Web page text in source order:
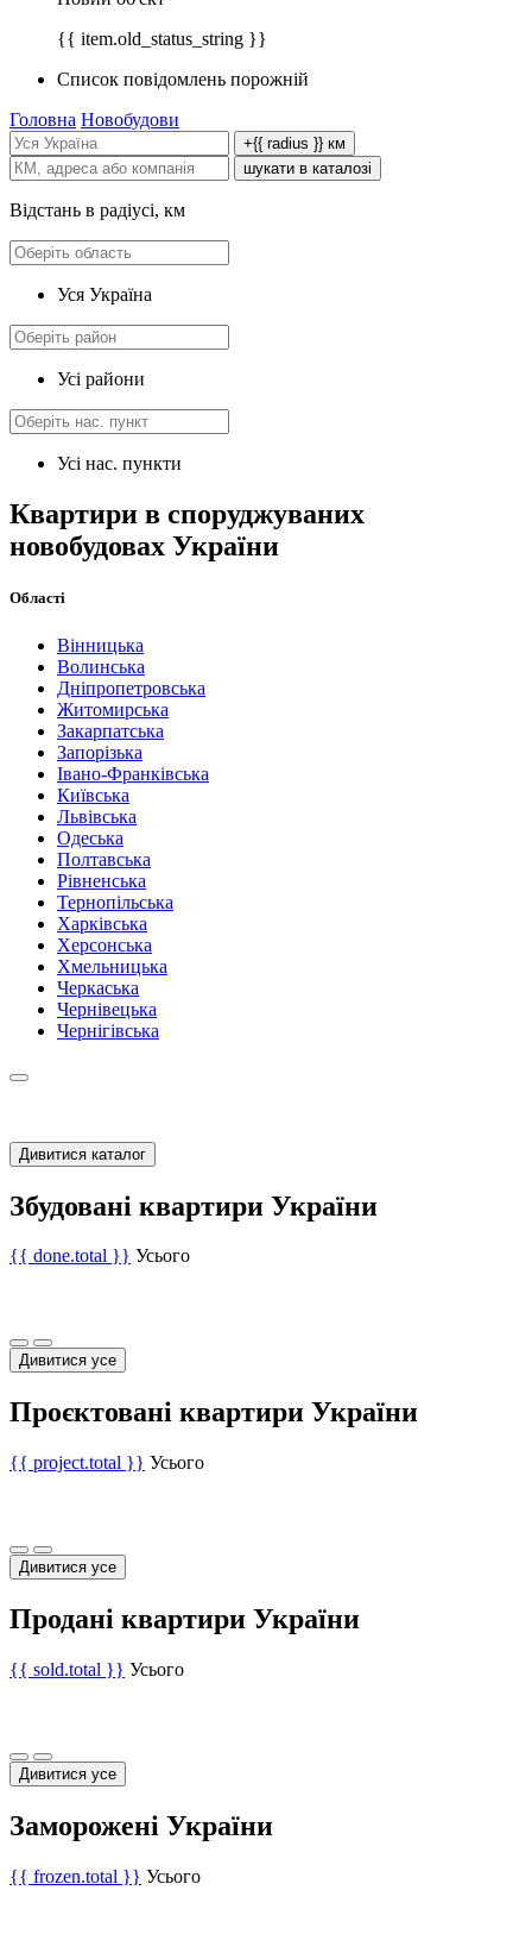
{{ item.old_status_string }}
Список повідомлень порожній
Головна Новобудови
+{{ radius }} км
шукати в каталозі
Відстань в радіусі, км
Уся Україна
Усі райони
Усі нас. пункти
Квартири в споруджуваних
новобудовах України
Області
Вінницька
Волинська
Дніпропетровська
Житомирська
Закарпатська
Запорізька
Івано-Франківська
Київська
Львівська
Одеська
Полтавська
Рівненська
Тернопільська
Харківська
Херсонська
Хмельницька
Черкаська
Чернівецька
Чернігівська
Дивитися каталог
Збудовані квартири України
{{ done.total }} Усього
Дивитися усе
Проєктовані квартири України
{{ project.total }} Усього
Дивитися усе
Продані квартири України
{{ sold.total }} Усього
Дивитися усе
Заморожені України
{{ frozen.total }} Усього